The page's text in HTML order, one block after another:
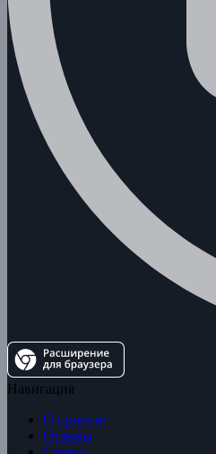
Навигация
О проекте
Отзывы